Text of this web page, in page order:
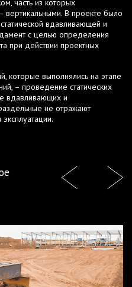
часть из которых
вертикальными. В проекте было
вдавливающей и
с целью определения
при действии проектных
которые выполнялись на этапе
– проведение статических
вдавливающих и
не отражают